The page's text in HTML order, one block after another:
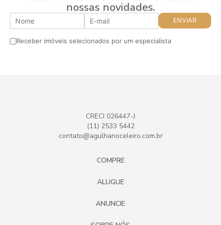
nossas novidades.
Receber imóveis selecionados por um especialista
CRECI 026447-J
(11) 2533 5442
contato@agulhanoceleiro.com.br
COMPRE
ALUGUE
ANUNCIE